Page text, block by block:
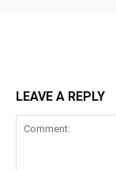
LEAVE A REPLY